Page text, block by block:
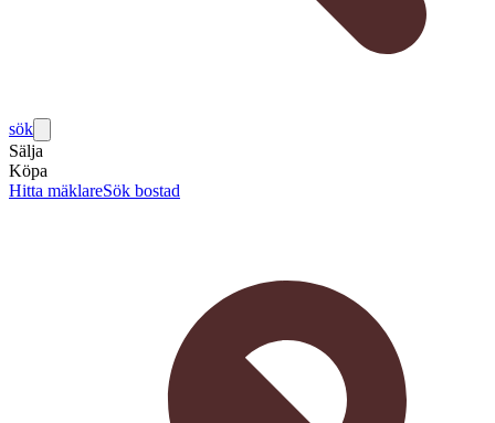
sök
Sälja
Köpa
Hitta mäklareSök bostad